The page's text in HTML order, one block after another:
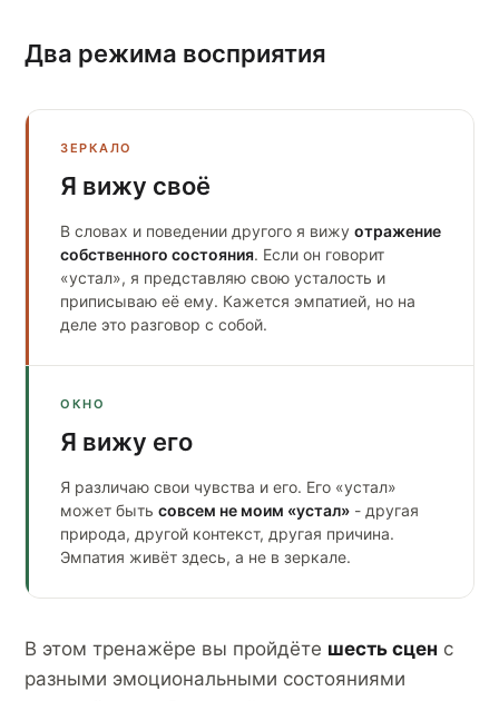
Два режима восприятия
ЗЕРКАЛО
Я вижу своё
В словах и поведении другого я вижу отражение
собственного состояния. Если он говорит
«устал», я представляю свою усталость и
приписываю её ему. Кажется эмпатией, но на
деле это разговор с собой.
ОКНО
Я вижу его
Я различаю свои чувства и его. Его «устал»
может быть совсем не моим «устал» - другая
природа, другой контекст, другая причина.
Эмпатия живёт здесь, а не в зеркале.
В этом тренажёре вы пройдёте шесть сцен с
разными эмоциональными состояниями